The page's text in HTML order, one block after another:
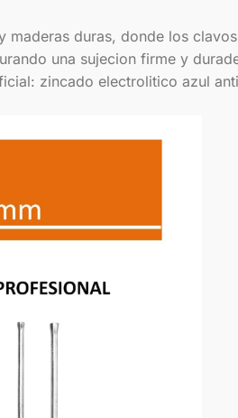
duras, donde los
una sujecion firme y
zincado electrolitico azul